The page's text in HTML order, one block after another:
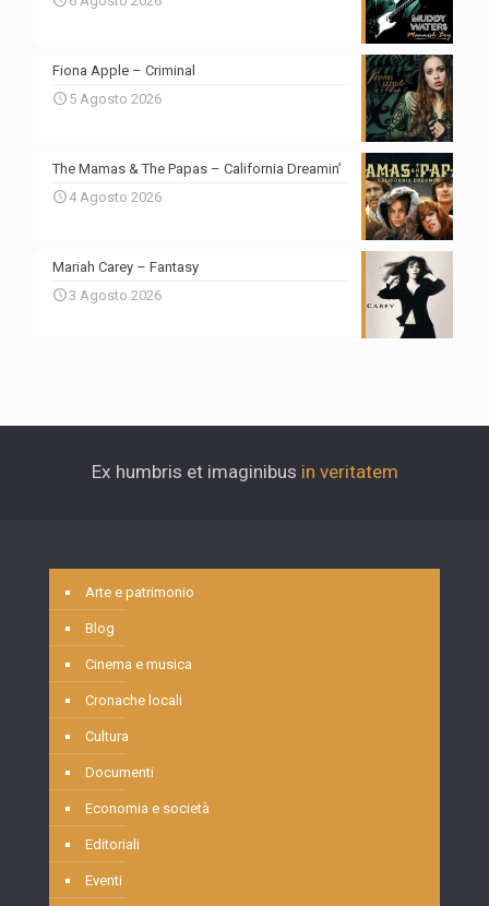
Fiona Apple – Criminal
5 Agosto 2026
The Mamas & The Papas – California Dreamin’
4 Agosto 2026
Mariah Carey – Fantasy
3 Agosto 2026
Ex humbris et imaginibus in veritatem
Arte e patrimonio
Blog
Cinema e musica
Cronache locali
Cultura
Documenti
Economia e società
Editoriali
Eventi